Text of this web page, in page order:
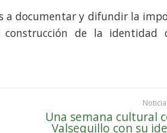
a documentar y difundir la
de la identidad
Una semana cultural
Valsequillo con su